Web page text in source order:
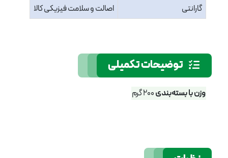
گارانتی
اصالت و سلامت فیزیکی کالا
توضیحات تکمیلی
وزن با بسته‌بندی200 گرم